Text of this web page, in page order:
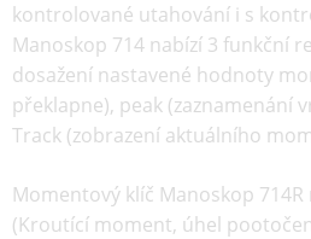
kontrolované utahování i s
Manoskop 714 nabízí 3 funkční
dosažení nastavené hodnoty
překlapne), peak (zaznamenání
Track (zobrazení aktuálního
Momentový klíč Manoskop
(Kroutící moment, úhel